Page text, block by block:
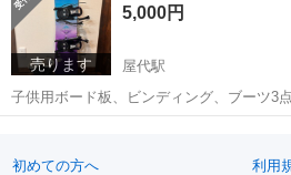
売ります
5,000円
屋代駅
子供用ボード板、ビンディング、ブーツ3
ド板110cm ブーツ21cm
初めての方へ 利用